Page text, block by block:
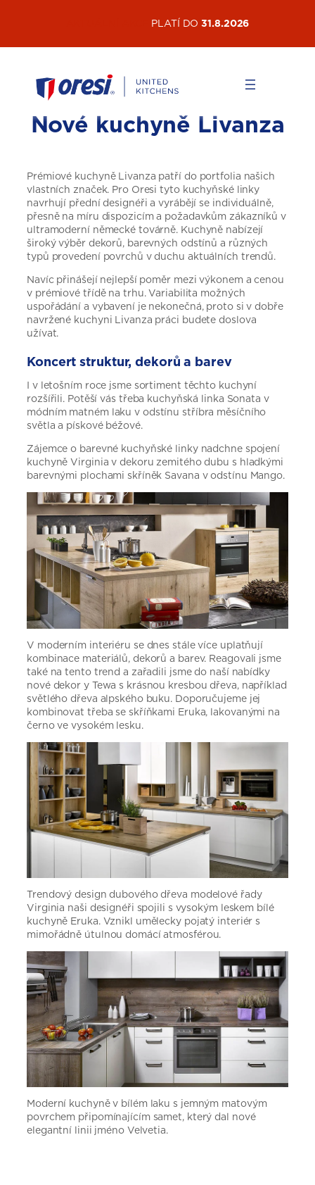
PLATÍ DO31.8.2026
Nové kuchyně Livanza
Prémiové kuchyně Livanza patří do portfolia našich
vlastních značek. Pro Oresi tyto kuchyňské linky
navrhují přední designéři a vyrábějí se individuálně,
přesně na míru dispozicím a požadavkům zákazníků v
ultramoderní německé továrně. Kuchyně nabízejí
široký výběr dekorů, barevných odstínů a různých
typů provedení povrchů v duchu aktuálních trendů.
Navíc přinášejí nejlepší poměr mezi výkonem a cenou
v prémiové třídě na trhu. Variabilita možných
uspořádání a vybavení je nekonečná, proto si v dobře
navržené kuchyni Livanza práci budete doslova
užívat.
Koncert struktur, dekorů a barev
I v letošním roce jsme sortiment těchto kuchyní
rozšířili. Potěší vás třeba kuchyňská linka Sonata v
módním matném laku v odstínu stříbra měsíčního
světla a pískové béžové.
Zájemce o barevné kuchyňské linky nadchne spojení
kuchyně Virginia v dekoru zemitého dubu s hladkými
barevnými plochami skříněk Savana v odstínu Mango.
V moderním interiéru se dnes stále více uplatňují
kombinace materiálů, dekorů a barev. Reagovali jsme
také na tento trend a zařadili jsme do naší nabídky
nové dekor y Tewa s krásnou kresbou dřeva, například
světlého dřeva alpského buku. Doporučujeme jej
kombinovat třeba se skříňkami Eruka, lakovanými na
černo ve vysokém lesku.
Trendový design dubového dřeva modelové řady
Virginia naši designéři spojili s vysokým leskem bílé
kuchyně Eruka. Vznikl umělecky pojatý interiér s
mimořádně útulnou domácí atmosférou.
Moderní kuchyně v bílém laku s jemným matovým
povrchem připomínajícím samet, který dal nové
elegantní linii jméno Velvetia.